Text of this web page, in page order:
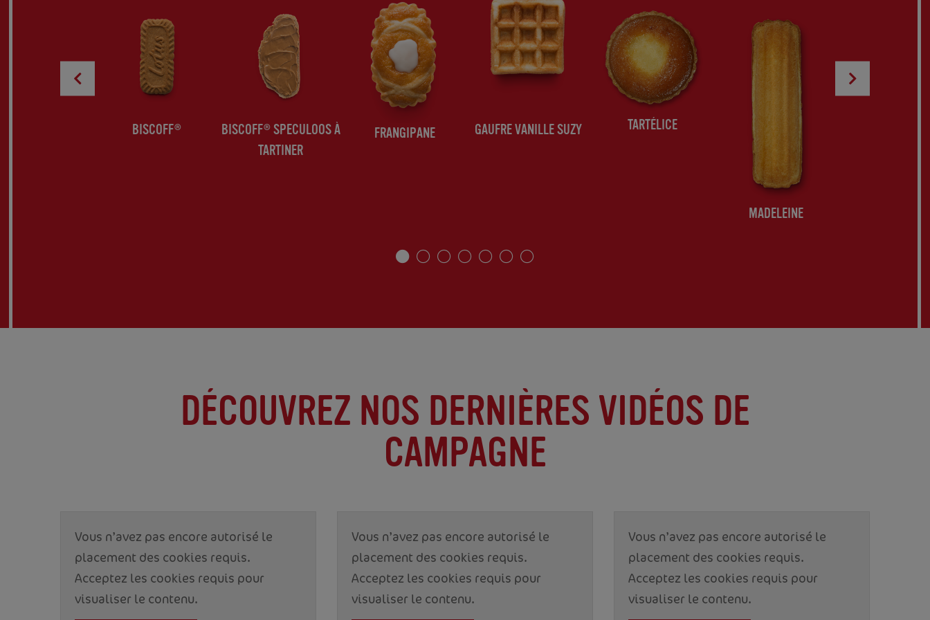
BISCOFF®
BISCOFF® SPECULOOS À
TARTINER
FRANGIPANE GAUFRE VANILLE SUZY TARTÉLICE
MADELEINE
DÉCOUVREZ NOS DERNIÈRES VIDÉOS DE
CAMPAGNE
Vous n’avez pas encore autorisé le
placement des cookies requis.
Acceptez les cookies requis pour
visualiser le contenu.
Vous n’avez pas encore autorisé le
placement des cookies requis.
Acceptez les cookies requis pour
visualiser le contenu.
Vous n’avez pas encore autorisé le
placement des cookies requis.
Acceptez les cookies requis pour
visualiser le contenu.